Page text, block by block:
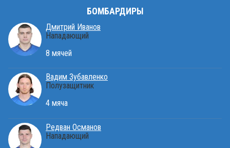
БОМБАРДИРЫ
Дмитрий Иванов
Нападающий
8 мячей
Вадим Зубавленко
Полузащитник
4 мяча
Редван Османов
Нападающий